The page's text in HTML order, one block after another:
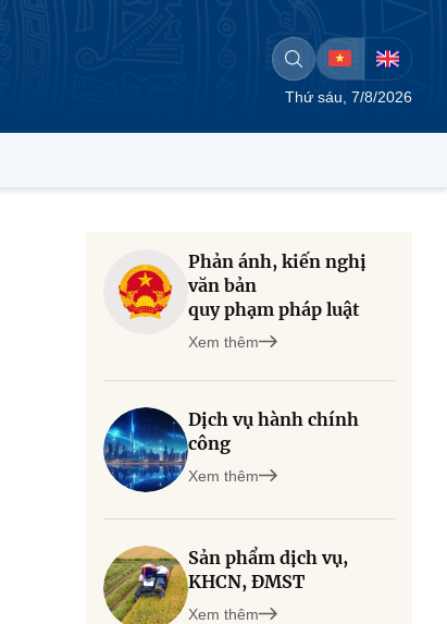
Thứ sáu, 7/8/2026
Phản ánh, kiến nghị
văn bản
quy phạm pháp luật
Xem thêm
Dịch vụ hành chính
công
Xem thêm
Sản phẩm dịch vụ,
KHCN, ĐMST
Xem thêm